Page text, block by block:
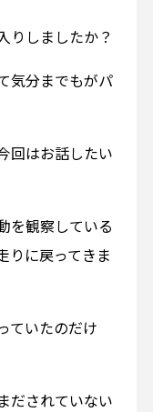
りしましたか？
気分までもがパ
回はお話したい
を観察している
りに戻ってきま
ていたのだけ
だされていない